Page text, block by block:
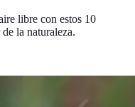
libre con estos 10
la naturaleza.